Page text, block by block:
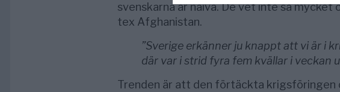
svenskarna är naiva. De vet inte så mycket
tex Afghanistan.
”Sverige erkänner ju knappt att vi är i
där var i strid fyra fem kvällar i veckan
Trenden är att den förtäckta krigsföringen